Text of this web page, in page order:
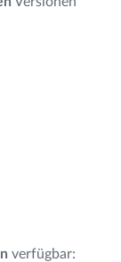
verfügbar: